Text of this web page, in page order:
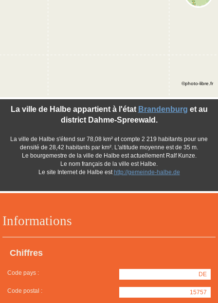
Informations
Chiffres
Code pays : DE
Code postal : 15757
La ville de Halbe appartient à l'état Brandenburg et au
district Dahme-Spreewald.
La ville de Halbe s'étend sur 78,08 km² et compte 2 219 habitants pour une
densité de 28,42 habitants par km². L'altitude moyenne est de 35 m.
Le bourgemestre de la ville de Halbe est actuellement Ralf Kunze.
Le nom français de la ville est Halbe.
Le site Internet de Halbe est http://gemeinde-halbe.de
©photo-libre.fr